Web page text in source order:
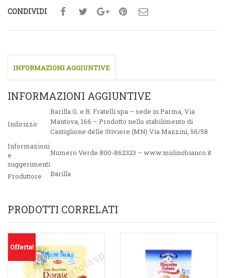
CONDIVIDI
INFORMAZIONI AGGIUNTIVE
INFORMAZIONI AGGIUNTIVE
Indirizzo
Barilla G. e R. Fratelli spa – sede in Parma, Via
Mantova, 166 – Prodotto nello stabilimento di
Castiglione delle Stiviere (MN) Via Mazzini, 56/58
Informazioni
e
suggerimenti
Numero Verde 800-862323 – www.mulinobianco.it
Produttore Barilla
PRODOTTI CORRELATI
Offerta!